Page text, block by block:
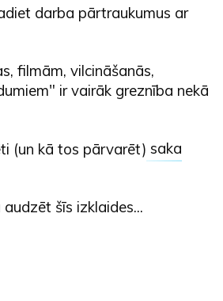
darba pārtraukumus ar
filmām, vilcināšanās,
ir vairāk greznība nekā
(un kā tos pārvarēt) saka
šīs izklaides...